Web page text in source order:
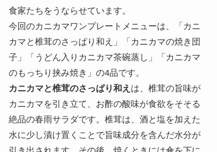
食家たちをうならせています。
今回のカニカマワンプレートメニューは、「カニ
カマと椎茸のさっぱり和え」「カニカマの焼き団
子」「うどん入りカニカマ茶碗蒸し」「カニカマ
のもっちり挟み焼き」の4品です。
カニカマと椎茸のさっぱり和え は、椎茸の旨味が
カニカマを引き立て、お酢の酸味が食欲をそそる
絶品の春雨サラダです。椎茸は、酒と塩を加えた
水に少し漬け置くことで旨味成分を含んだ水分が